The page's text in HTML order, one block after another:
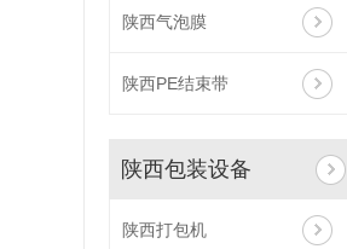
陕西气泡膜
陕西PE结束带
陕西包装设备
陕西打包机